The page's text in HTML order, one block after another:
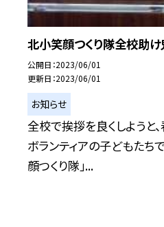
北小笑顔つくり隊全校助
公開日 2023/06/01
更新日 2023/06/01
お知らせ
全校で挨拶を良くしようと
ボランティアの子どもたち
顔つくり隊」...